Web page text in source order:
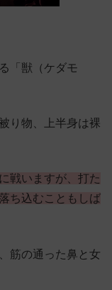
「獣（ケダモ
り物、上半身は裸
戦いますが、打た
ち込むこともしば
筋の通った鼻と女